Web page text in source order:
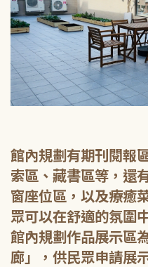
館內規劃有期刊閱報
索區、藏書區等，還
窗座位區，以及療癒
眾可以在舒適的氛圍
館內規劃作品展示
廊」，供民眾申請展